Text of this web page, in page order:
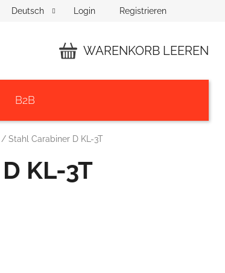
Deutsch Login Registrieren
WARENKORB LEEREN
B2B
/ Stahl Carabiner D KL-3T
KL-3T